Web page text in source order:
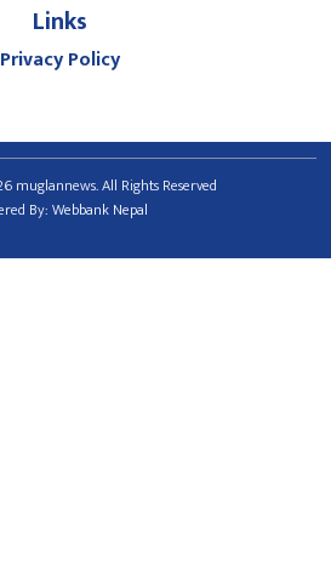
Links
Privacy Policy
muglannews. All Rights Reserved
By:Webbank Nepal